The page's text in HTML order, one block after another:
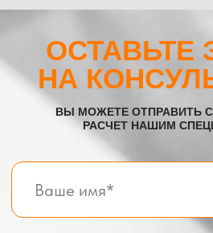
© BOX-MODUL24.RU 2025
Все услуги компании